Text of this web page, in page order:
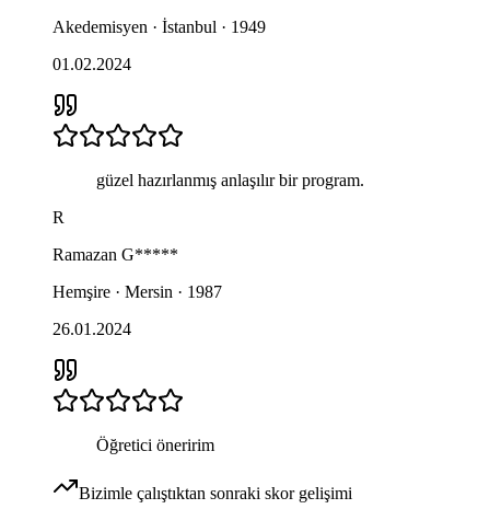
Akedemisyen · İstanbul · 1949
01.02.2024
güzel hazırlanmış anlaşılır bir program.
R
Ramazan G*****
Hemşire · Mersin · 1987
26.01.2024
Öğretici öneririm
Bizimle çalıştıktan sonraki skor gelişimi